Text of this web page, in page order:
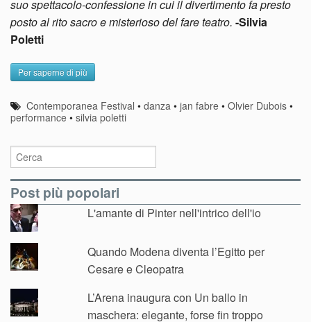
suo spettacolo-confessione in cui il divertimento fa presto
posto al rito sacro e misterioso del fare teatro. -Silvia
Poletti
Per saperne di più
Contemporanea Festival •danza •jan fabre •Olvier Dubois •
performance • silvia poletti
Post più popolari
L'amante di Pinter nell'intrico dell'io
Quando Modena diventa l’Egitto per
Cesare e Cleopatra
L’Arena inaugura con Un ballo in
maschera: elegante, forse fin troppo